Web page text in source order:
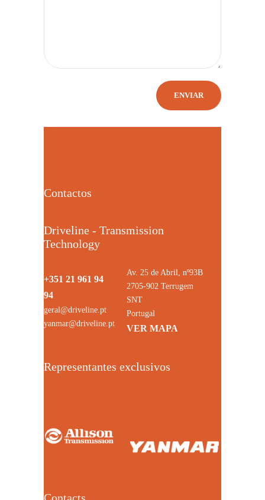
Contactos
Driveline - Transmission
Technology
+351 21 961 94
94
geral@driveline.pt
yanmar@driveline.pt
Av. 25 de Abril, nº93B
2705-902 Terrugem
SNT
Portugal
VER MAPA
Representantes exclusivos